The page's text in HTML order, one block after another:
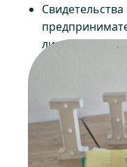
лицензии на